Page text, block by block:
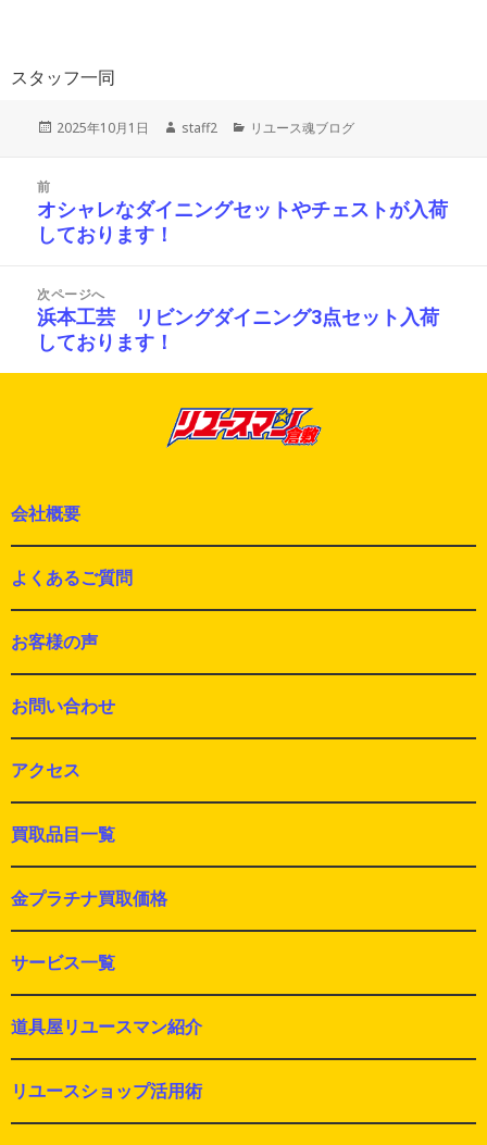
スタッフ一同
投
2025年10月1日
作
staff2
カ
ー
リユース魂ブログ
前
前
の
稿:
オシャレなダイニングセットやチェストが入荷
しております！
次ページへ
次
の
投
浜本工芸 リビングダイニング3点セット入荷
しております！
会社概要
よくあるご質問
お客様の声
お問い合わせ
アクセス
買取品目一覧
金プラチナ買取価格
サービス一覧
道具屋リユースマン紹介
リユースショップ活用術